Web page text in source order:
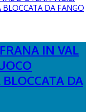
IN VAL
DA